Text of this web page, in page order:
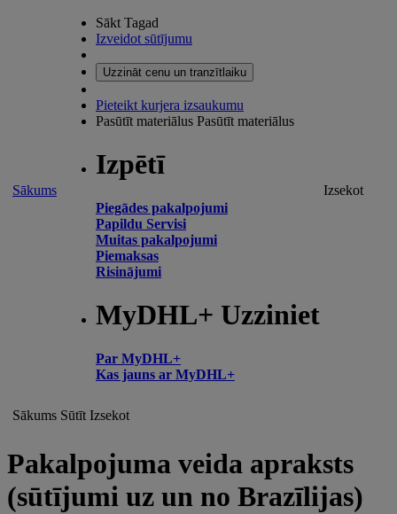
Sākums
Sākt Tagad
Izveidot sūtījumu
Uzzināt cenu un tranzītlaiku
Pieteikt kurjera izsaukumu
Pasūtīt materiālus Pasūtīt materiālus
Izpētī
Piegādes pakalpojumi
Papildu Servisi
Muitas pakalpojumi
Piemaksas
Risinājumi
MyDHL+ Uzziniet
Par MyDHL+
Kas jauns ar MyDHL+
Izsekot
Sākums Sūtīt Izsekot
Pakalpojuma veida apraksts
(sūtījumi uz un no Brazīlijas)